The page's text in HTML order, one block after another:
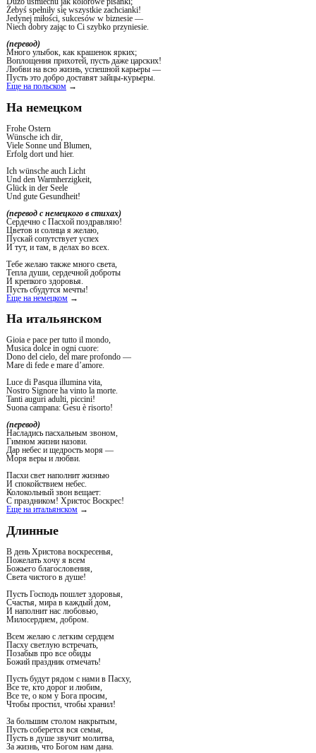
Żebyś spełniły się wszystkie zachcianki!
Jedynej miłości, sukcesów w biznesie —
Niech dobry zając to Ci szybko przyniesie.
(перевод)
Много улыбок, как крашенок ярких;
Воплощения прихотей, пусть даже царских!
Любви на всю жизнь, успешной карьеры —
Пусть это добро доставят зайцы-курьеры.
Еще на польском→
На немецком
Frohe Ostern
Wünsche ich dir,
Viele Sonne und Blumen,
Erfolg dort und hier.
Ich wünsche auch Licht
Und den Warmherzigkeit,
Glück in der Seele
Und gute Gesundheit!
(перевод с немецкого в стихах)
Сердечно с Пасхой поздравляю!
Цветов и солнца я желаю,
Пускай сопутствует успех
И тут, и там, в делах во всех.
Тебе желаю также много света,
Тепла души, сердечной доброты
И крепкого здоровья.
Пусть сбудутся мечты!
Еще на немецком →
На итальянском
Gioia e pace per tutto il mondo,
Musica dolce in ogni cuore:
Dono del cielo, del mare profondo —
Mare di fede e mare d’amore.
Luce di Pasqua illumina vita,
Nostro Signore ha vinto la morte.
Tanti auguri adulti, piccini!
Suona campana: Gesu è risorto!
(перевод)
Насладись пасхальным звоном,
Гимном жизни назови.
Дар небес и щедрость моря —
Моря веры и любви.
Пасхи свет наполнит жизнью
И спокойствием небес.
Колокольный звон вещает:
С праздником! Христос Воскрес!
Еще на итальянском →
Длинные
В день Христова воскресенья,
Пожелать хочу я всем
Божьего благословения,
Света чистого в душе!
Пусть Господь пошлет здоровья,
Счастья, мира в каждый дом,
И наполнит нас любовью,
Милосердием, добром.
Всем желаю с легким сердцем
Пасху светлую встречать,
Позабыв про все обиды
Божий праздник отмечать!
Пусть будут рядом с нами в Пасху,
Все те, кто дорог и любим,
Все те, о ком у Бога просим,
Чтобы простил, чтобы хранил!
За большим столом накрытым,
Пусть соберется вся семья,
Пусть в душе звучит молитва,
За жизнь, что Богом нам дана.